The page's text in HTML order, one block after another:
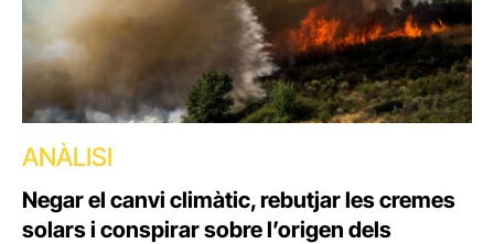
ANÀLISI
Negar el canvi climàtic, rebutjar les cremes
solars i conspirar sobre l’origen dels